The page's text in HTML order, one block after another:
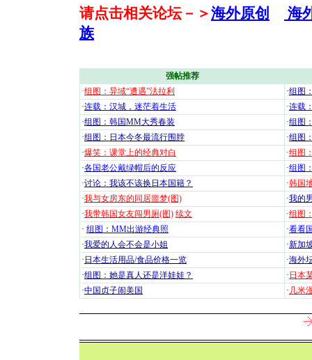
请点击相关论坛－＞海外原创
海
族
强帖推荐
·组图：异域“遭遇”法拉利 ·组图
·连载：汉城，迷茫着生活 ·连载
·组图：韩国MM大秀春装 ·组图
·组图：日本今冬最流行围脖 ·组图
·爆笑：课堂上的经典对白 ·组图
·各国老公戴绿帽后的反应 ·组图
·讨论：我该不该换日本国籍？ ·韩国
·我与女房东的同居噩梦(图) ·我的
·我带韩国女友闯男厕(图) 续文 ·组图
· 组图：MM出游经典照 ·看看
·我爱的人会不会是小姐 ·新加
· 日本生活用品/食品价格一览 ·海外
·组图：她是真人还是洋娃娃？ · 日本
·中国贞子闹美国 · 几米